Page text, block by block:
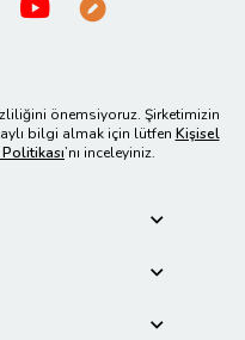
önemsiyoruz. Şirketimizin
bilgi almak için lütfen Kişisel
’nı inceleyiniz.